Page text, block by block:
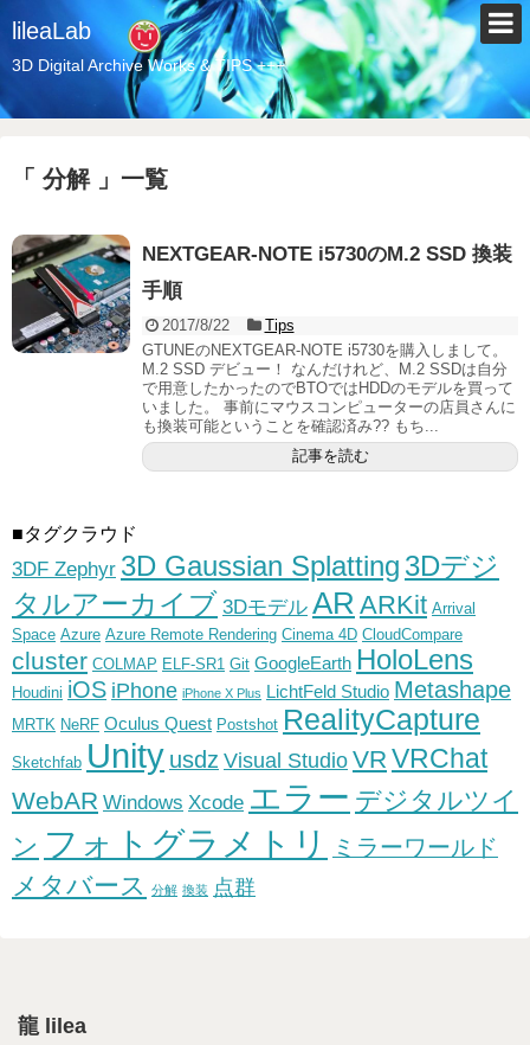
lileaLab
3D Digital Archive Works & TIPS +++
「 分解 」一覧
NEXTGEAR-NOTE i5730のM.2 SSD 換装
手順
2017/8/22
Tips
GTUNEのNEXTGEAR-NOTE i5730を購入しまして。
M.2 SSD デビュー！ なんだけれど、M.2 SSDは自分
で用意したかったのでBTOではHDDのモデルを買って
いました。 事前にマウスコンピューターの店員さんに
も換装可能ということを確認済み?? もち...
記事を読む
■タグクラウド
3DF Zephyr 3D Gaussian Splatting 3Dデジ
タルアーカイブ 3Dモデル AR ARKit Arrival
Space Azure Azure Remote Rendering Cinema 4D CloudCompare
cluster COLMAP ELF-SR1 Git GoogleEarth HoloLens
Houdini iOS iPhone iPhone X Plus LichtFeld Studio Metashape
MRTK NeRF Oculus Quest Postshot RealityCapture
Sketchfab Unity usdz Visual Studio VR VRChat
WebAR Windows Xcode エラー デジタルツイ
ン フォトグラメトリ ミラーワールド
メタバース 分解 換装 点群
龍 lilea